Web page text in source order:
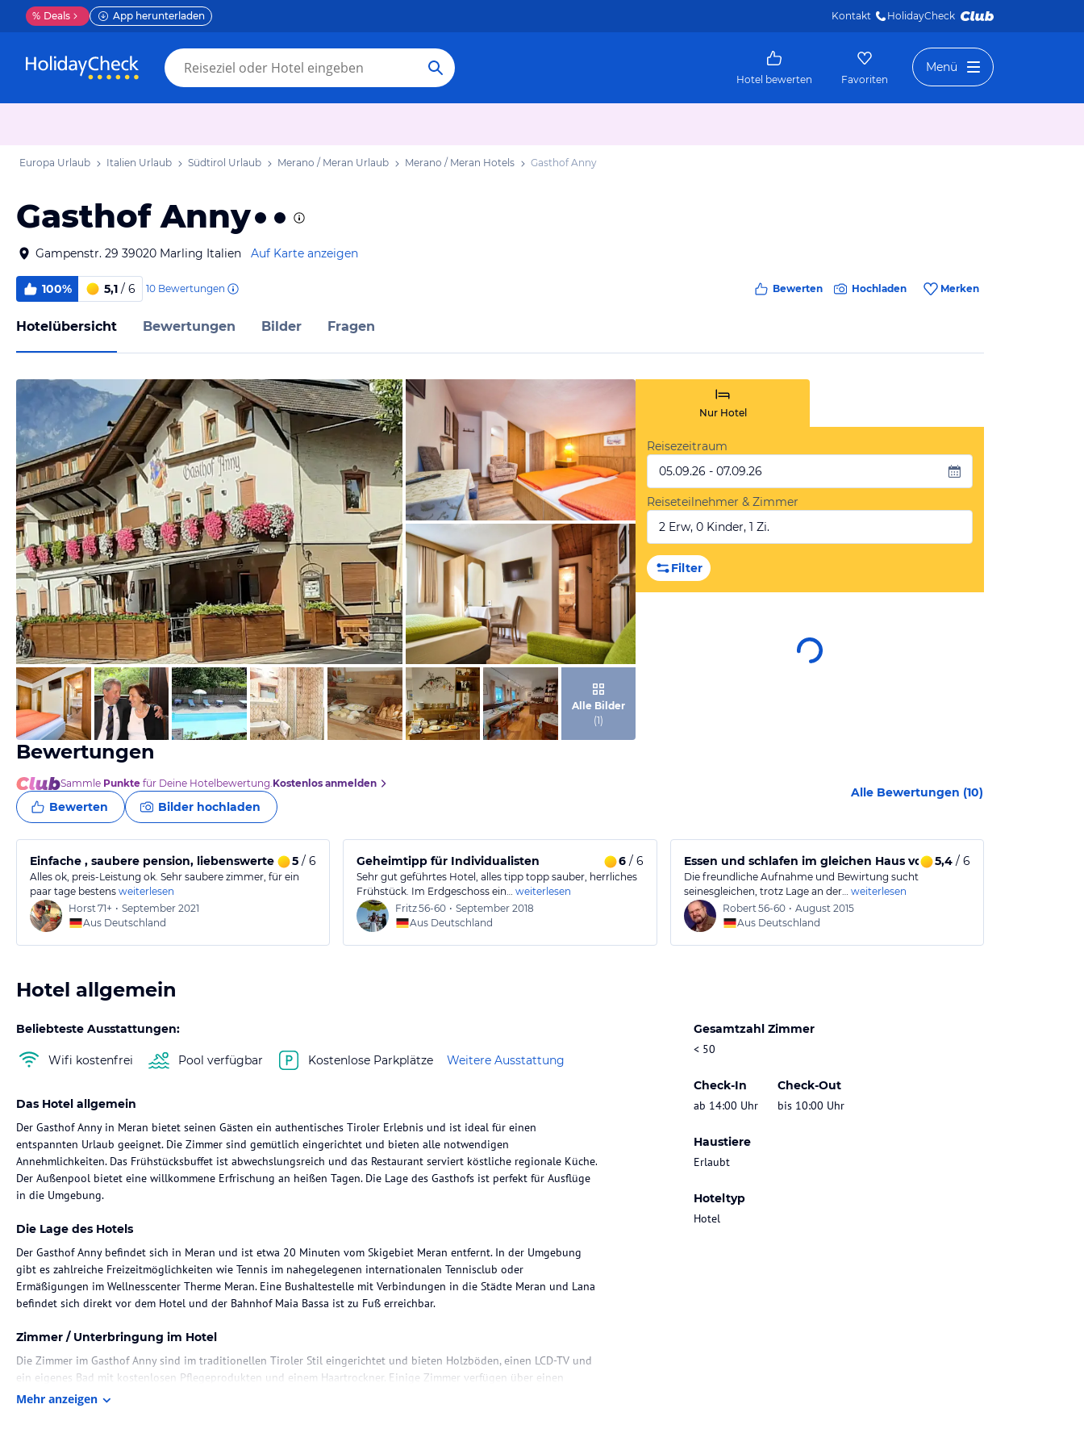
% Deals App herunterladen Kontakt HolidayCheck
Hotel bewerten Favoriten
Menü
Europa Urlaub Italien Urlaub Südtirol Urlaub Merano / Meran Urlaub Merano / Meran Hotels Gasthof Anny
Gasthof Anny
Gampenstr. 29 39020 Marling Italien Auf Karte anzeigen
100% 5,1 / 6 10 Bewertungen Bewerten Hochladen Merken
Hotelübersicht Bewertungen Bilder Fragen
von Booking.com
von Booking.com
von Booking.com
Alle Bilder
(1)
Nur Hotel
Reisezeitraum
05.09.26 - 07.09.26
Reiseteilnehmer & Zimmer
2 Erw, 0 Kinder, 1 Zi.
Filter
Bewertungen
Sammle Punkte für Deine Hotelbewertung.Kostenlos anmelden
Bewerten Bilder hochladen
Alle Bewertungen (10)
Einfache , saubere pension, liebenswerte inhaber
5 / 6
Alles ok, preis-Leistung ok. Sehr saubere zimmer, für ein
paar tage bestens weiterlesen
Horst71+ • September 2021
Aus Deutschland
Geheimtipp für Individualisten 6/ 6
Sehr gut geführtes Hotel, alles tipp topp sauber, herrliches
Frühstück. Im Erdgeschoss ein… weiterlesen
Fritz56-60 • September 2018
Aus Deutschland
Essen und schlafen im gleichen Haus vom Besten
5,4/ 6
Die freundliche Aufnahme und Bewirtung sucht
seinesgleichen, trotz Lage an der… weiterlesen
Robert56-60 • August 2015
Aus Deutschland
Hotel allgemein
Beliebteste Ausstattungen:
Wifi kostenfrei Pool verfügbar Kostenlose Parkplätze Weitere Ausstattung
Gesamtzahl Zimmer
< 50
Check-In
ab 14:00 Uhr
Check-Out
bis 10:00 Uhr
Haustiere
Erlaubt
Hoteltyp
Hotel
Das Hotel allgemein
Der Gasthof Anny in Meran bietet seinen Gästen ein authentisches Tiroler Erlebnis und ist ideal für einen
entspannten Urlaub geeignet. Die Zimmer sind gemütlich eingerichtet und bieten alle notwendigen
Annehmlichkeiten. Das Frühstücksbuffet ist abwechslungsreich und das Restaurant serviert köstliche regionale Küche.
Der Außenpool bietet eine willkommene Erfrischung an heißen Tagen. Die Lage des Gasthofs ist perfekt für Ausflüge
in die Umgebung.
Die Lage des Hotels
Der Gasthof Anny befindet sich in Meran und ist etwa 20 Minuten vom Skigebiet Meran entfernt. In der Umgebung
gibt es zahlreiche Freizeitmöglichkeiten wie Tennis im nahegelegenen internationalen Tennisclub oder
Ermäßigungen im Wellnesscenter Therme Meran. Eine Bushaltestelle mit Verbindungen in die Städte Meran und Lana
befindet sich direkt vor dem Hotel und der Bahnhof Maia Bassa ist zu Fuß erreichbar.
Zimmer / Unterbringung im Hotel
Die Zimmer im Gasthof Anny sind im traditionellen Tiroler Stil eingerichtet und bieten Holzböden, einen LCD-TV und
ein eigenes Bad mit kostenlosen Pflegeprodukten und einem Haartrockner. Einige Zimmer verfügen über einen
Balkon mit Tisch und Stühlen. Kostenloses WLAN ist in allen Bereichen verfügbar.
Mehr anzeigen